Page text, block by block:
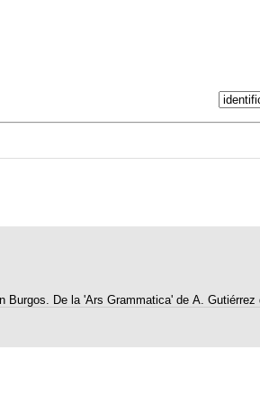
Burgos. De la 'Ars Grammatica' de A. Gutiérrez